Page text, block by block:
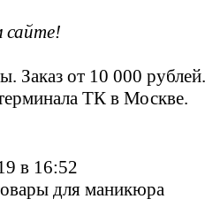
сайте!
Заказ от 10 000
ТК в Москве.
в 16:52
для маникюра